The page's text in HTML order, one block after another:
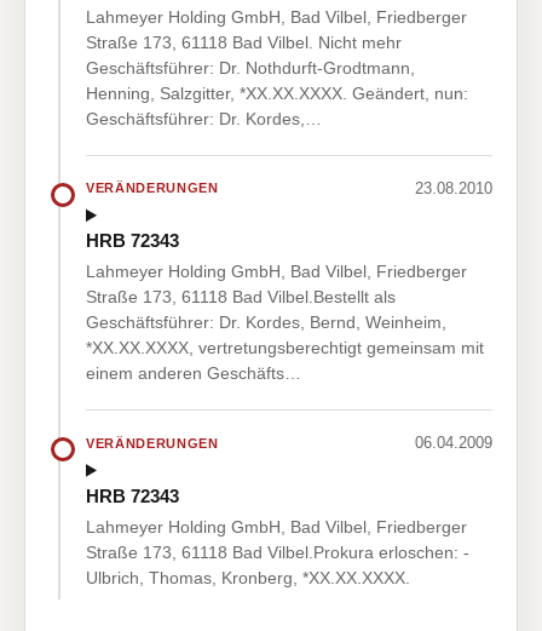
Lahmeyer Holding GmbH, Bad Vilbel, Friedberger
Straße 173, 61118 Bad Vilbel. Nicht mehr
Geschäftsführer: Dr. Nothdurft-Grodtmann,
Henning, Salzgitter, *XX.XX.XXXX. Geändert, nun:
Geschäftsführer: Dr. Kordes,…
VERÄNDERUNGEN 23.08.2010
HRB 72343
Lahmeyer Holding GmbH, Bad Vilbel, Friedberger
Straße 173, 61118 Bad Vilbel.Bestellt als
Geschäftsführer: Dr. Kordes, Bernd, Weinheim,
*XX.XX.XXXX, vertretungsberechtigt gemeinsam mit
einem anderen Geschäfts…
VERÄNDERUNGEN 06.04.2009
HRB 72343
Lahmeyer Holding GmbH, Bad Vilbel, Friedberger
Straße 173, 61118 Bad Vilbel.Prokura erloschen: -
Ulbrich, Thomas, Kronberg, *XX.XX.XXXX.